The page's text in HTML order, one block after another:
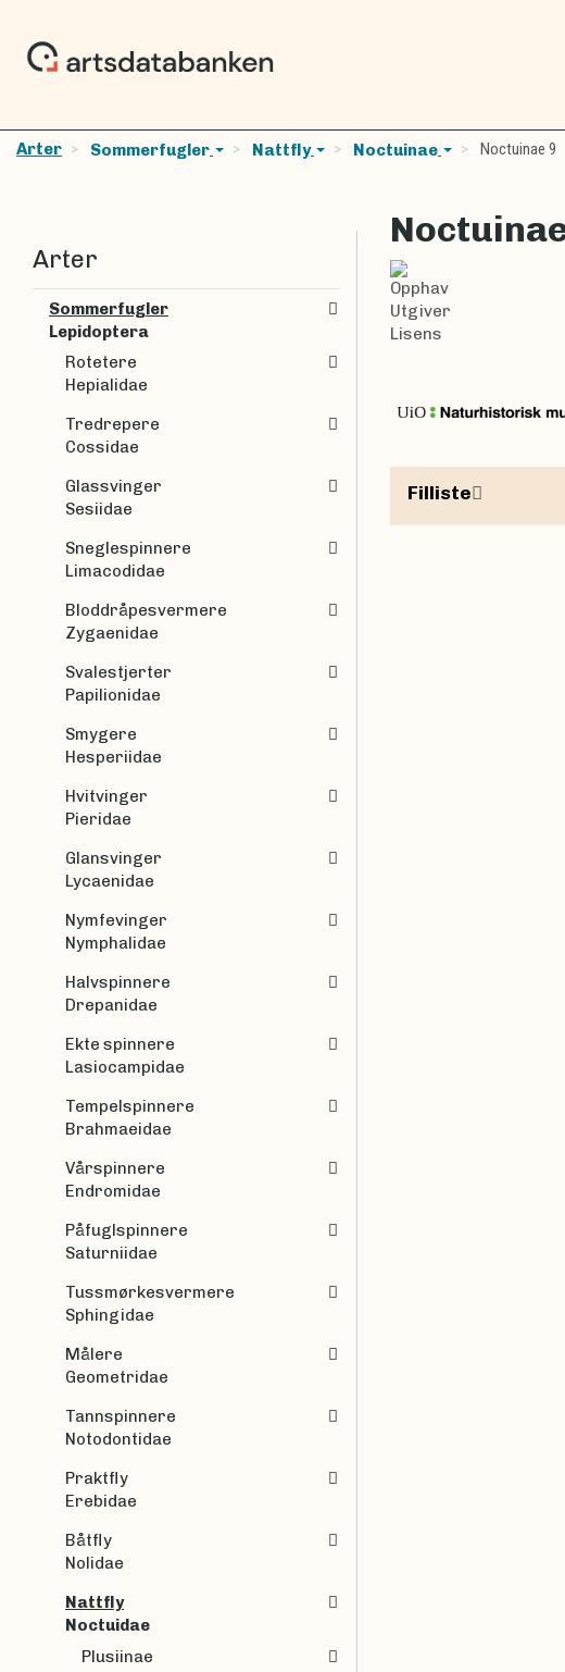
Arter Sommerfugler Nattfly Noctuinae Noctuinae 9
Opphav
Utgiver
Lisens
Filliste
Arter
Sommerfugler
Lepidoptera
Rotetere
Hepialidae
Tredrepere
Cossidae
Glassvinger
Sesiidae
Sneglespinnere
Limacodidae
Bloddråpesvermere
Zygaenidae
Svalestjerter
Papilionidae
Smygere
Hesperiidae
Hvitvinger
Pieridae
Glansvinger
Lycaenidae
Nymfevinger
Nymphalidae
Halvspinnere
Drepanidae
Ekte spinnere
Lasiocampidae
Tempelspinnere
Brahmaeidae
Vårspinnere
Endromidae
Påfuglspinnere
Saturniidae
Tussmørkesvermere
Sphingidae
Målere
Geometridae
Tannspinnere
Notodontidae
Praktfly
Erebidae
Båtfly
Nolidae
Nattfly
Noctuidae
Plusiinae